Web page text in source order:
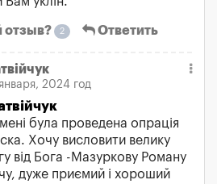
отзыв? 2 Ответить
2024 год
була проведена опрація
Хочу висловити велику
від Бога -Мазуркову Роману
дуже приємий і хороший